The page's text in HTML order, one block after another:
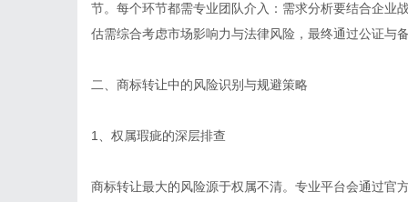
节。每个环节都需专业团队介入：需求分析要结合企业
估需综合考虑市场影响力与法律风险，最终通过公证与
二、商标转让中的风险识别与规避策略
1、权属瑕疵的深层排查
商标转让最大的风险源于权属不清。专业平台会通过官